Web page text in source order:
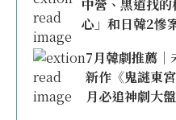
中營、黑道找
心」和日韓2慘
7月韓劇推薦｜
新作《鬼謎東
月必追神劇大